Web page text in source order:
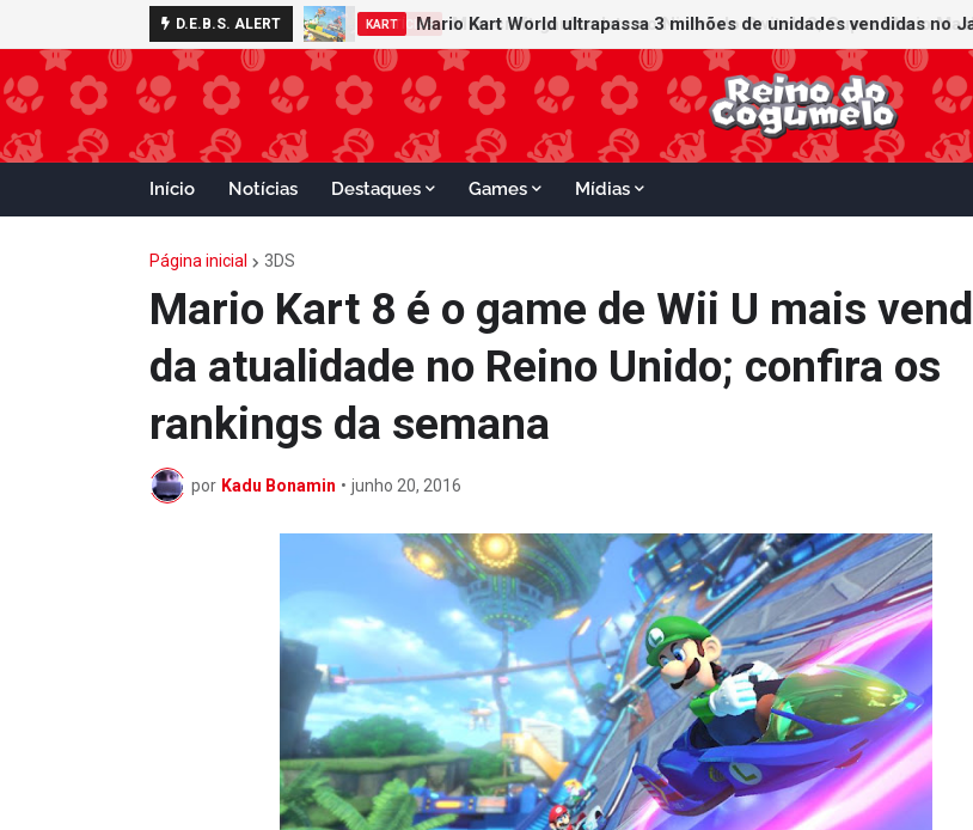
D.E.B.S. ALERT NOTÍCIAS Minecraft ganha data no Nintendo Switch 2; Super Mario
Início Notícias Destaques Games Mídias
Página inicial 3DS
Mario Kart 8 é o game de Wii U mais
da atualidade no Reino Unido; confira os
rankings da semana
por Kadu Bonamin • junho 20, 2016